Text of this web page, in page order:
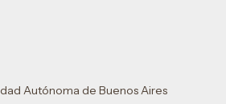
Autónoma de Buenos Aires